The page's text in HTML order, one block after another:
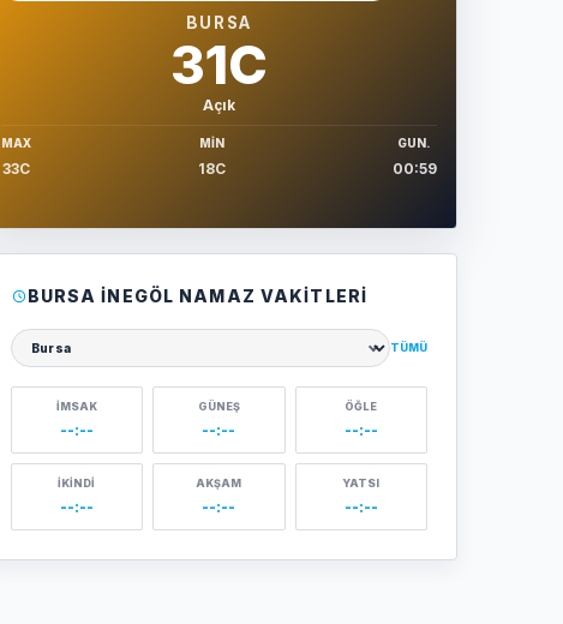
BURSA
31C
Açık
MAX
33C
MIN
18C
GUN.
00:59
BURSA İNEGÖL NAMAZ VAKITLERI
Şehir seçin
TÜMÜ
İMSAK
--:--
GÜNEŞ
--:--
ÖĞLE
--:--
İKINDI
--:--
AKŞAM
--:--
YATSI
--:--